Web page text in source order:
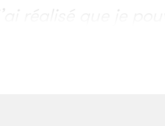
réalisé que je
au cœur